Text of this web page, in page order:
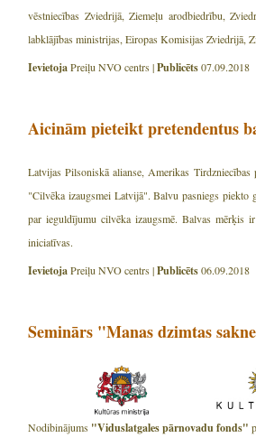
vēstniecības Zviedrijā, Ziemeļu arodbiedrību,
labklājības ministrijas, Eiropas Komisijas Zviedrijā,
IevietojaPreiļu NVO centrs |Publicēts07.09.2018
Aicinām pieteikt pretendentus
Latvijas Pilsoniskā alianse, Amerikas
"Cilvēka izaugsmei Latvijā". Balvu pasniegs piekto
par ieguldījumu cilvēka izaugsmē. Balvas mērķis
iniciatīvas.
IevietojaPreiļu NVO centrs |Publicēts06.09.2018
Seminārs "Manas dzimtas
Nodibinājums "Viduslatgales pārnovadu fonds"